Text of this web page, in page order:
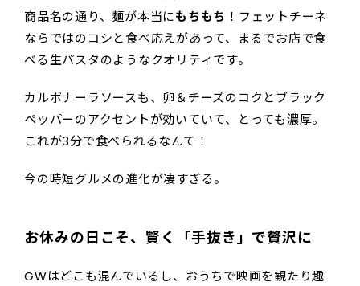
商品名の通り、麺が本当にもちもち ！フェットチーネ
ならではのコシと食べ応えがあって、まるでお店で食
べる生パスタのようなクオリティです。
カルボナーラソースも、卵＆チーズのコクとブラック
ペッパーのアクセントが効いていて、とっても濃厚。
これが3分で食べられるなんて！
今の時短グルメの進化が凄すぎる。
お休みの日こそ、賢く「手抜き」で贅沢に
GWはどこも混んでいるし、おうちで映画を観たり趣